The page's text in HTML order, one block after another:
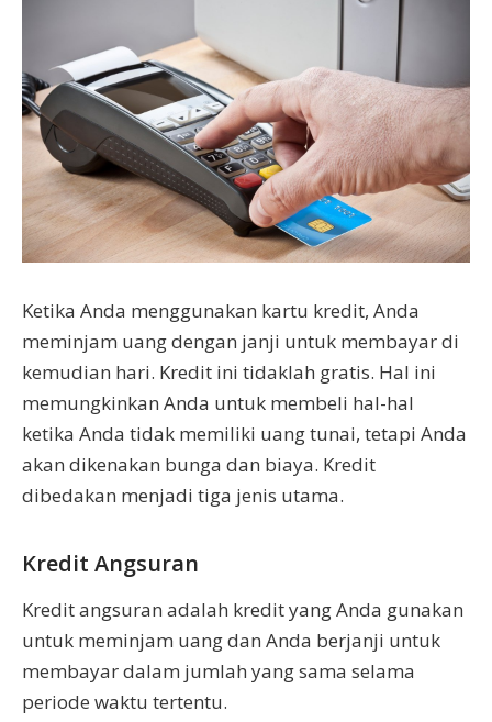
Ketika Anda menggunakan kartu kredit, Anda
meminjam uang dengan janji untuk membayar di
kemudian hari. Kredit ini tidaklah gratis. Hal ini
memungkinkan Anda untuk membeli hal-hal
ketika Anda tidak memiliki uang tunai, tetapi Anda
akan dikenakan bunga dan biaya. Kredit
dibedakan menjadi tiga jenis utama.
Kredit Angsuran
Kredit angsuran adalah kredit yang Anda gunakan
untuk meminjam uang dan Anda berjanji untuk
membayar dalam jumlah yang sama selama
periode waktu tertentu.